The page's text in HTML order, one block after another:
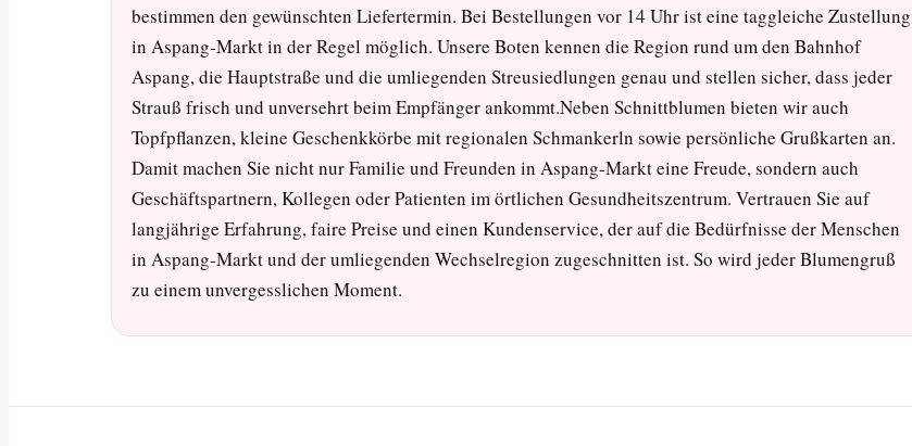
bestimmen den gewünschten Liefertermin. Bei Bestellungen vor 14 Uhr ist eine taggleiche Zustellung
in Aspang-Markt in der Regel möglich. Unsere Boten kennen die Region rund um den Bahnhof
Aspang, die Hauptstraße und die umliegenden Streusiedlungen genau und stellen sicher, dass jeder
Strauß frisch und unversehrt beim Empfänger ankommt.Neben Schnittblumen bieten wir auch
Topfpflanzen, kleine Geschenkkörbe mit regionalen Schmankerln sowie persönliche Grußkarten an.
Damit machen Sie nicht nur Familie und Freunden in Aspang-Markt eine Freude, sondern auch
Geschäftspartnern, Kollegen oder Patienten im örtlichen Gesundheitszentrum. Vertrauen Sie auf
langjährige Erfahrung, faire Preise und einen Kundenservice, der auf die Bedürfnisse der Menschen
in Aspang-Markt und der umliegenden Wechselregion zugeschnitten ist. So wird jeder Blumengruß
zu einem unvergesslichen Moment.